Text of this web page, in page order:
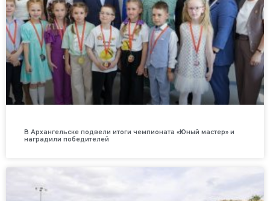
В Архангельске подвели итоги чемпионата «Юный мастер» и
наградили победителей